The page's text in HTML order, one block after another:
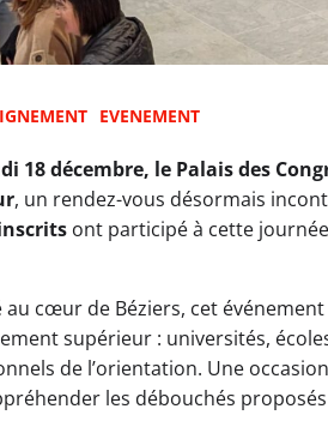
EVENEMENT
18 décembre, le Palais des
, un rendez-vous désormais
ont participé à cette
au cœur de Béziers, cet
supérieur : universités,
de l’orientation. Une
les débouchés